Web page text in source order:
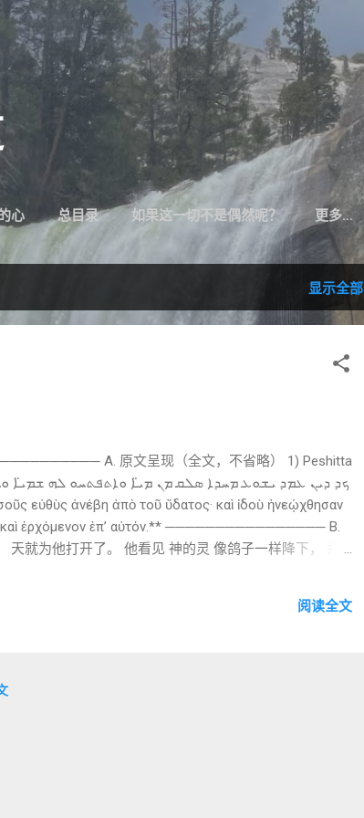
容
心 总目录 如果这一切不是偶然呢？ 更多…
显示全部
A. 原文呈现（全文，不省略） 1) Peshitta
καὶ ἐρχόμενον ἐπ’ αὐτόν.** ──────────────── B.
就为他打开了。 他看见 神的灵 像鸽子一样降下， 并
阅读全文